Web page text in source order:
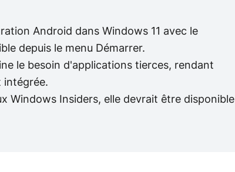
Android dans Windows 11 avec le
depuis le menu Démarrer.
le besoin d'applications tierces, rendant
intégrée.
Windows Insiders, elle devrait être disponible